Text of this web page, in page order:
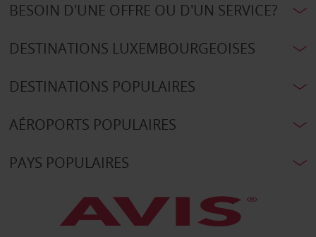
BESOIN D'UNE OFFRE OU D'UN SERVICE?
DESTINATIONS LUXEMBOURGEOISES
DESTINATIONS POPULAIRES
AÉROPORTS POPULAIRES
PAYS POPULAIRES